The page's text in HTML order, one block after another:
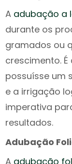
A adubação a
durante os
gramados ou
crescimento.
possuísse um
e a irrigação
imperativa
resultados.
Adubação
A adubação